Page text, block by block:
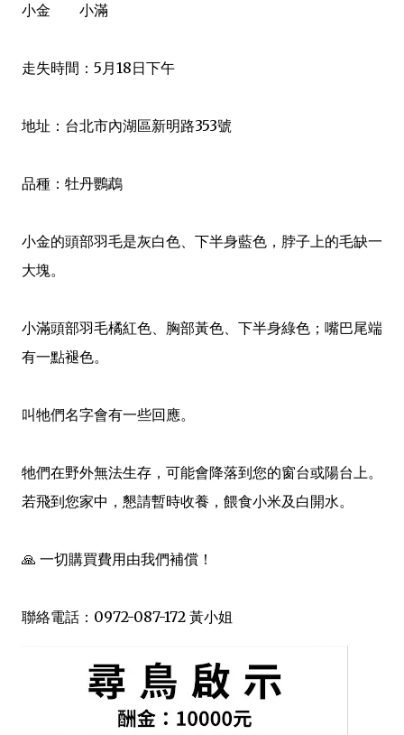
小金 小滿
走失時間：5月18日下午
地址：台北市內湖區新明路353號
品種：牡丹鸚鵡
小金的頭部羽毛是灰白色、下半身藍色，脖子上的毛缺一
大塊。
小滿頭部羽毛橘紅色、胸部黃色、下半身綠色；嘴巴尾端
有一點褪色。
叫牠們名字會有一些回應。
牠們在野外無法生存，可能會降落到您的窗台或陽台上。
若飛到您家中，懇請暫時收養，餵食小米及白開水。
🙏 一切購買費用由我們補償！
聯絡電話：0972-087-172 黃小姐